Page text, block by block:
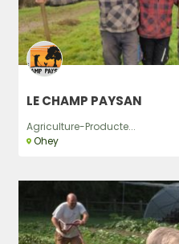
LE CHAMP PAYSAN
Agriculture-Producte...
Ohey